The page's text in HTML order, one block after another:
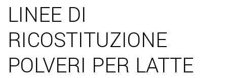
LINEE DI
RICOSTITUZIONE
POLVERI PER LATTE